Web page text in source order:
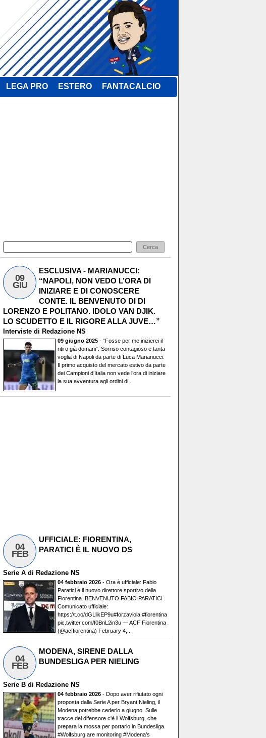
LEGA PRO ESTERO FANTACALCIO
09
GIU
ESCLUSIVA - MARIANUCCI:
“NAPOLI, NON VEDO L’ORA DI
INIZIARE E DI CONOSCERE
CONTE. IL BENVENUTO DI DI
LORENZO E POLITANO. IDOLO VAN DJIK.
LO SCUDETTO E IL RIGORE ALLA JUVE…”
Interviste di Redazione NS
09 giugno 2025 - “Fosse per me inizierei il
ritiro già domani”. Sorriso contagioso e tanta
voglia di Napoli da parte di Luca Marianucci.
Il primo acquisto del mercato estivo da parte
dei Campioni d’Italia non vede l’ora di iniziare
la sua avventura agli ordini di...
04
FEB
UFFICIALE: FIORENTINA,
PARATICI È IL NUOVO DS
Serie A di Redazione NS
04 febbraio 2026 - Ora è ufficiale: Fabio
Paratici è il nuovo direttore sportivo della
Fiorentina. BENVENUTO FABIO PARATICI️
Comunicato ufficiale:
https://t.co/dGLlikEP9u#forzaviola #fiorentina
pic.twitter.com/f0BnL2in3u — ACF Fiorentina
(@acffiorentina) February 4,...
04
FEB
MODENA, SIRENE DALLA
BUNDESLIGA PER NIELING
Serie B di Redazione NS
04 febbraio 2026 - Dopo aver rifiutato ogni
proposta dalla Serie A per Bryant Nieling, il
Modena potrebbe cederlo a giugno. Sulle
tracce del difensore c'è il Wolfsburg, che
prepara la mossa per portarlo in Bundesliga.
#Wolfsburg are monitoring #Modena’s